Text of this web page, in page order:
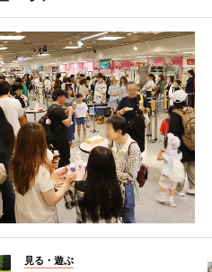
見る・遊ぶ